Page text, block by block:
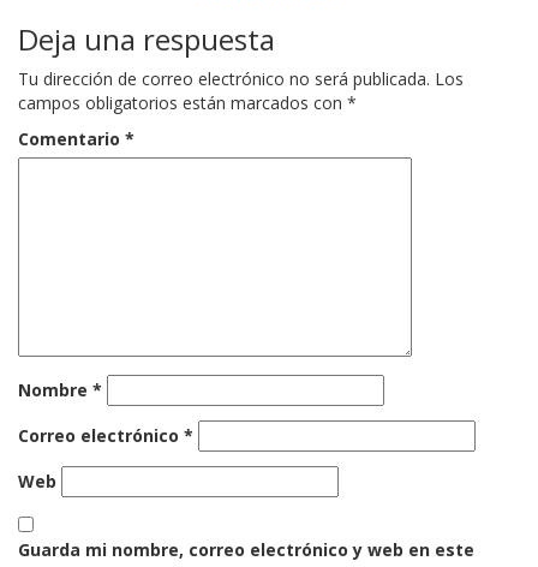
Deja una respuesta
Tu dirección de correo electrónico no será publicada. Los
campos obligatorios están marcados con *
Comentario *
Nombre *
Correo electrónico *
Web
Guarda mi nombre, correo electrónico y web en este